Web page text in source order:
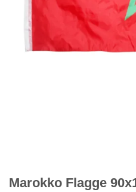
Marokko Flagge